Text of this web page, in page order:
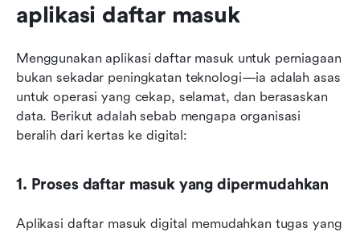
aplikasi daftar masuk
Menggunakan aplikasi daftar masuk untuk perniagaan
bukan sekadar peningkatan teknologi—ia adalah asas
untuk operasi yang cekap, selamat, dan berasaskan
data. Berikut adalah sebab mengapa organisasi
beralih dari kertas ke digital:
1. Proses daftar masuk yang dipermudahkan
Aplikasi daftar masuk digital memudahkan tugas yang